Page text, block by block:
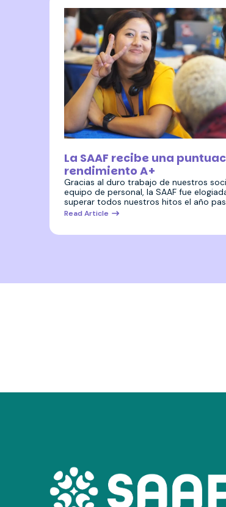
La SAAF recibe una
rendimiento A+
Gracias al duro trabajo de nuestros
equipo de personal, la SAAF fue
superar todos nuestros hitos el año
Read Article